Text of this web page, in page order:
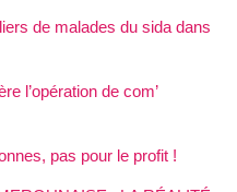
de malades du sida dans
l’opération de com’
pas pour le profit !